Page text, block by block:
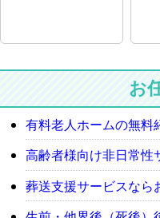
お
有料老人ホームの無料
高齢者様向け非日常性
葬送支援サービスなら